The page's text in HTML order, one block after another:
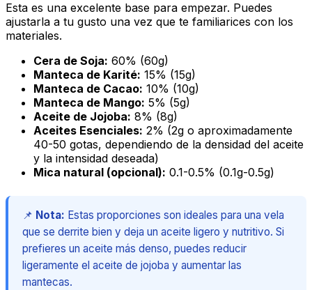
Esta es una excelente base para empezar. Puedes
ajustarla a tu gusto una vez que te familiarices con los
materiales.
Cera de Soja: 60% (60g)
Manteca de Karité: 15% (15g)
Manteca de Cacao: 10% (10g)
Manteca de Mango: 5% (5g)
Aceite de Jojoba: 8% (8g)
Aceites Esenciales: 2% (2g o aproximadamente
40-50 gotas, dependiendo de la densidad del aceite
y la intensidad deseada)
Mica natural (opcional): 0.1-0.5% (0.1g-0.5g)
📌 Nota: Estas proporciones son ideales para una vela
que se derrite bien y deja un aceite ligero y nutritivo. Si
prefieres un aceite más denso, puedes reducir
ligeramente el aceite de jojoba y aumentar las
mantecas.